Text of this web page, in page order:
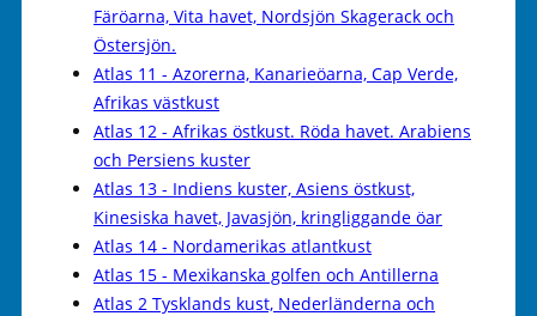
Färöarna, Vita havet, Nordsjön Skagerack och
Östersjön.
Atlas 11 - Azorerna, Kanarieöarna, Cap Verde,
Afrikas västkust
Atlas 12 - Afrikas östkust. Röda havet. Arabiens
och Persiens kuster
Atlas 13 - Indiens kuster, Asiens östkust,
Kinesiska havet, Javasjön, kringliggande öar
Atlas 14 - Nordamerikas atlantkust
Atlas 15 - Mexikanska golfen och Antillerna
Atlas 2 Tysklands kust, Nederländerna och